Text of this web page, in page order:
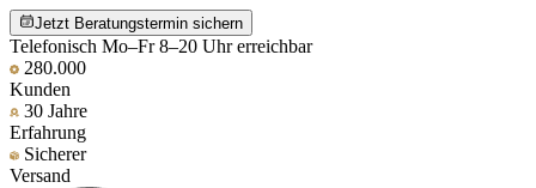
Jetzt Beratungstermin sichern
Telefonisch Mo–Fr 8–20 Uhr erreichbar
280.000
Kunden
30 Jahre
Erfahrung
Sicherer
Versand